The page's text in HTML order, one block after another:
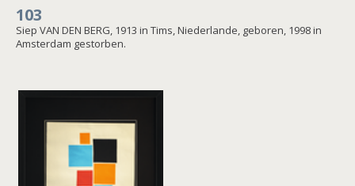
103
Siep VAN DEN BERG, 1913 in Tims, Niederlande, geboren, 1998 in
Amsterdam gestorben.